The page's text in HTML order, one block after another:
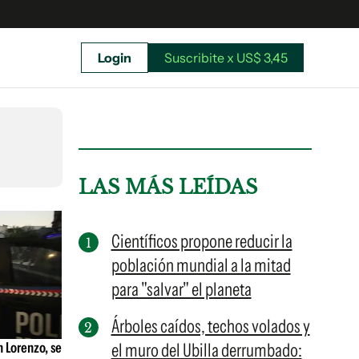
Suscribite x US$ 3,45
Login Suscribite x US$ 3,45
se
LAS MÁS LEÍDAS
Científicos propone reducir la
población mundial a la mitad
para "salvar" el planeta
Árboles caídos, techos volados y
el muro del Ubilla derrumbado: